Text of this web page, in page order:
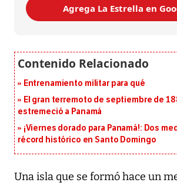
Agrega La Estrella en
Entrenamiento militar para qué
El gran terremoto de septiembre de
estremeció a Panamá
¡Viernes dorado para Panamá!: Dos
récord histórico en Santo Domingo
Una isla que se formó hace un